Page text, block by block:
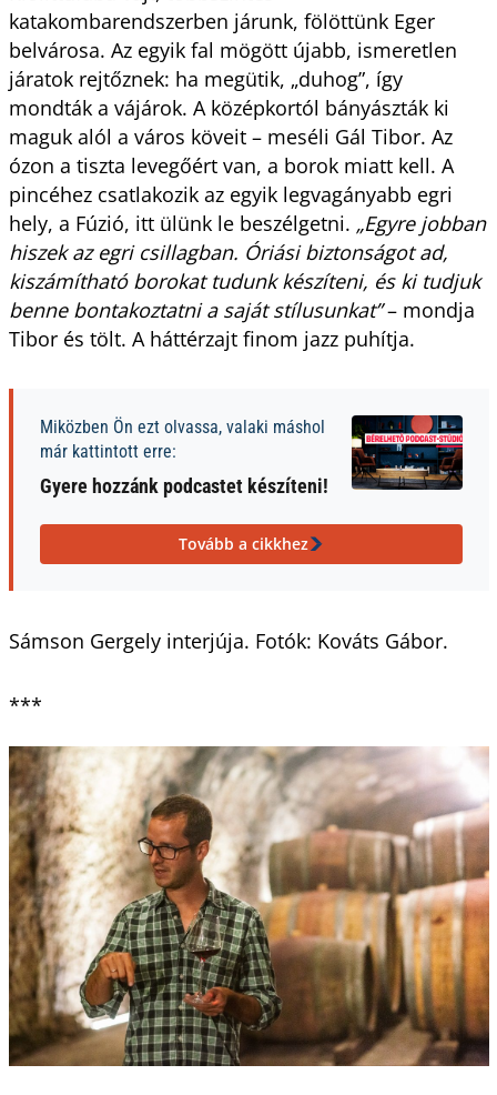
katakombarendszerben járunk, fölöttünk Eger
belvárosa. Az egyik fal mögött újabb, ismeretlen
járatok rejtőznek: ha megütik, „duhog”, így
mondták a vájárok. A középkortól bányászták ki
maguk alól a város köveit – meséli Gál Tibor. Az
ózon a tiszta levegőért van, a borok miatt kell. A
pincéhez csatlakozik az egyik legvagányabb egri
hely, a Fúzió, itt ülünk le beszélgetni. „Egyre jobban
hiszek az egri csillagban. Óriási biztonságot ad,
kiszámítható borokat tudunk készíteni, és ki tudjuk
benne bontakoztatni a saját stílusunkat”– mondja
Tibor és tölt. A háttérzajt finom jazz puhítja.
Miközben Ön ezt olvassa, valaki máshol
már kattintott erre:
Gyere hozzánk podcastet készíteni!
Tovább a cikkhez
Sámson Gergely interjúja. Fotók: Kováts Gábor.
***